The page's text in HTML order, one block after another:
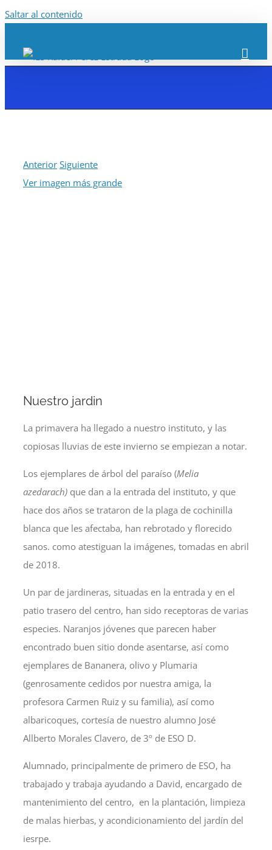
Saltar al contenido
Anterior Siguiente
Ver imagen más grande
Nuestro jardin
La primavera ha llegado a nuestro instituto, y las
copiosas lluvias de este invierno se empiezan a notar.
Los ejemplares de árbol del paraíso (Melia
azedarach) que dan a la entrada del instituto, y que
hace dos años se trataron de la plaga de cochinilla
blanca que les afectaba, han rebrotado y florecido
sanos. como atestiguan la imágenes, tomadas en abril
de 2018.
Un par de jardineras, situadas en la entrada y en el
patio trasero del centro, han sido receptoras de varias
especies. Naranjos jóvenes que parecen haber
encontrado buen sitio donde asentarse, así como
ejemplares de Bananera, olivo y Plumaria
(genrosamente cedidos por nuestra amiga, la
profesora Carmen Ruiz y su familia), así como
albaricoques, cortesía de nuestro alumno José
Allberto Morales Clavero, de 3º de ESO D.
Alumnado, principalmente de primero de ESO, ha
trabajado y trabaja ayudando a David, encargado de
mantenimiento del centro, en la plantación, limpieza
de malas hierbas, y acondicionamiento del jardín del
iesrpe.